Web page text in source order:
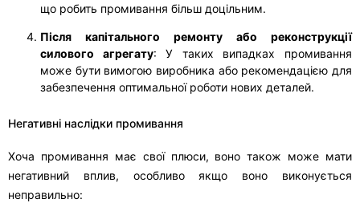
що робить промивання більш доцільним.
Після капітального ремонту або реконструкції
силового агрегату: У таких випадках промивання
може бути вимогою виробника або рекомендацією для
забезпечення оптимальної роботи нових деталей.
Негативні наслідки промивання
Хоча промивання має свої плюси, воно також може мати
негативний вплив, особливо якщо воно виконується
неправильно: